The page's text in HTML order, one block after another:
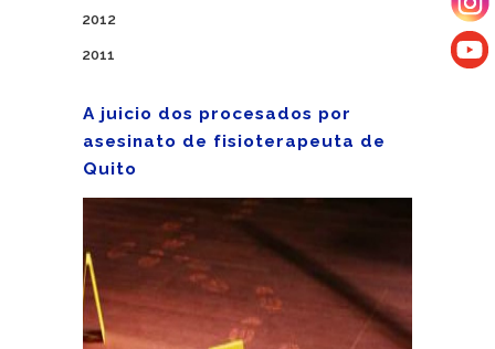
2012
2011
A juicio dos procesados por
asesinato de fisioterapeuta de
Quito